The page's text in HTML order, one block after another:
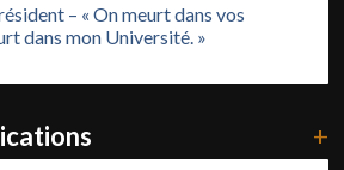
– « On meurt dans vos
dans mon Université. »
+